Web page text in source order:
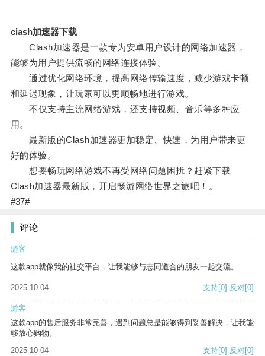
ciash加速器下载
Clash加速器是一款专为安卓用户设计的网络加速器，
能够为用户提供流畅的网络连接体验。
通过优化网络环境，提高网络传输速度，减少游戏卡顿
和延迟现象，让玩家可以更顺畅地进行游戏。
不仅支持主流网络游戏，还支持视频、音乐等多种应
用。
最新版的Clash加速器更加稳定、快速，为用户带来更
好的体验。
想要畅玩网络游戏不再受网络问题困扰？赶紧下载
Clash加速器最新版，开启畅游网络世界之旅吧！。
#37#
评论
游客
这款app就像我的社交平台，让我能够与志同道合的朋友一起交流。
2025-10-04 支持[0] 反对[0]
游客
这款app的售后服务非常完善，遇到问题总是能够得到妥善解决，让我能
够放心购物。
2025-10-04
支持[0] 反对[0]